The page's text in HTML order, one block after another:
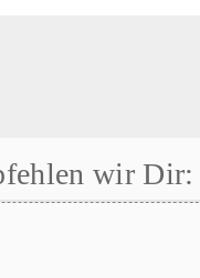
wir Dir: